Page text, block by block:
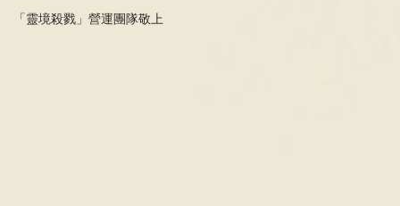
「靈境殺戮」營運團隊敬上